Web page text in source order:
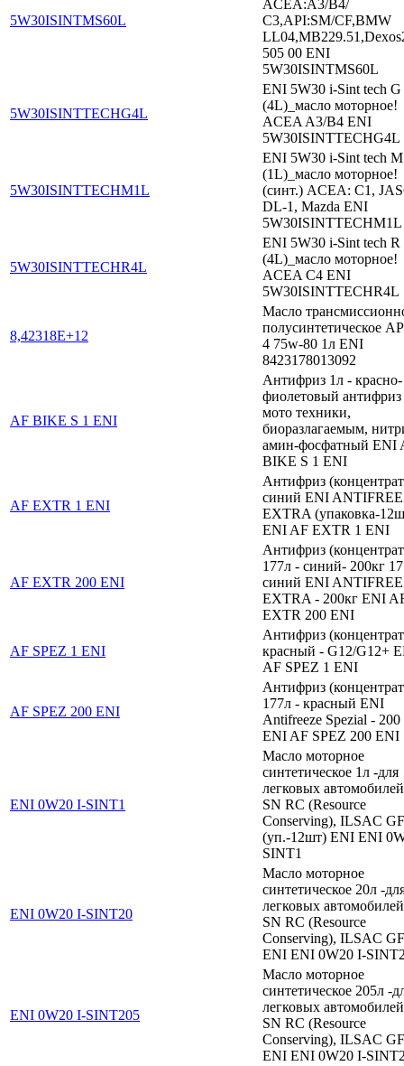
5W30ISINTMS60L
ACEA:A3/B4/
С3,API:SM/CF,BMW
505 00 ENI
5W30ISINTMS60L
5W30ISINTTECHG4L
ENI 5W30 i-Sint tech G
(4L)_масло моторное!
ACEA A3/B4 ENI
5W30ISINTTECHG4L
5W30ISINTTECHM1L
ENI 5W30 i-Sint tech M
(1L)_масло моторное!
(синт.) ACEA: C1,
DL-1, Mazda ENI
5W30ISINTTECHM1L
5W30ISINTTECHR4L
ENI 5W30 i-Sint tech R
(4L)_масло моторное!
ACEA C4 ENI
5W30ISINTTECHR4L
8,42318E+12
Масло
полусинтетическое
4 75w-80 1л ENI
8423178013092
AF BIKE S 1 ENI
Антифриз 1л - красно-
фиолетовый антифриз
мото техники,
биоразлагаемым,
амин-фосфатный ENI
BIKE S 1 ENI
AF EXTR 1 ENI
Антифриз
синий ENI
EXTRA (упаковка-
ENI AF EXTR 1 ENI
AF EXTR 200 ENI
Антифриз
177л - синий- 200кг
синий ENI
EXTRA - 200кг ENI
EXTR 200 ENI
AF SPEZ 1 ENI
Антифриз
красный - G12/G12+
AF SPEZ 1 ENI
AF SPEZ 200 ENI
Антифриз
177л - красный ENI
Antifreeze Spezial - 200
ENI AF SPEZ 200 ENI
ENI 0W20 I-SINT1
Масло моторное
синтетическое 1л -для
легковых
SN RC (Resource
Conserving), ILSAC
(уп.-12шт) ENI ENI
SINT1
ENI 0W20 I-SINT20
Масло моторное
синтетическое 20л -
легковых
SN RC (Resource
Conserving), ILSAC
ENI ENI 0W20 I-
ENI 0W20 I-SINT205
Масло моторное
синтетическое 205л -
легковых
SN RC (Resource
Conserving), ILSAC
ENI ENI 0W20 I-